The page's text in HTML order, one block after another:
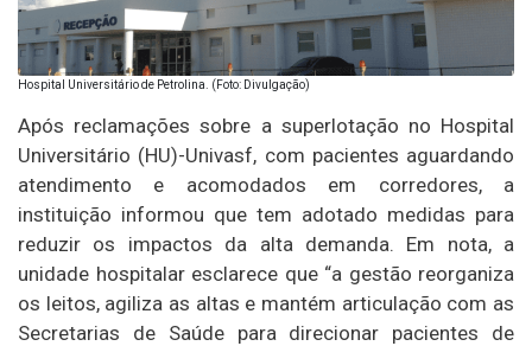
Hospital Universitário de Petrolina. (Foto: Divulgação)
Após reclamações sobre a superlotação no Hospital
Universitário (HU)-Univasf, com pacientes aguardando
atendimento e acomodados em corredores, a
instituição informou que tem adotado medidas para
reduzir os impactos da alta demanda. Em nota, a
unidade hospitalar esclarece que “a gestão reorganiza
os leitos, agiliza as altas e mantém articulação com as
Secretarias de Saúde para direcionar pacientes de